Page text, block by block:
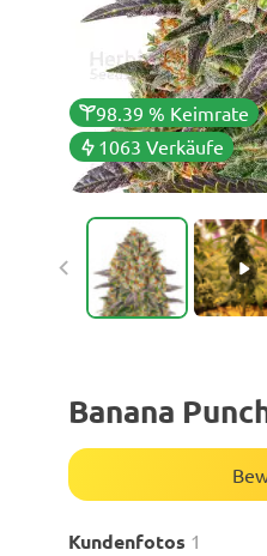
98.39 % Keimrate
1063 Verkäufe
Banana
Kundenfotos 1